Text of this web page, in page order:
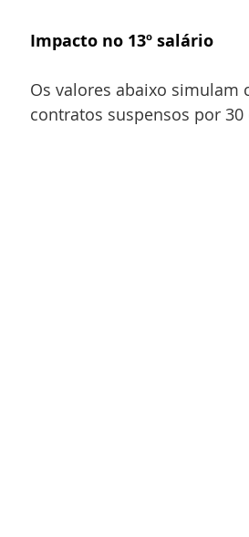
Impacto no 13º salário
Os valores abaixo simulam
contratos suspensos por 30